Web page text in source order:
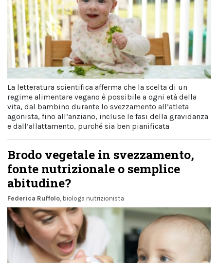
La letteratura scientifica afferma che la scelta di un
regime alimentare vegano è possibile a ogni età della
vita, dal bambino durante lo svezzamento all’atleta
agonista, fino all’anziano, incluse le fasi della gravidanza
e dall’allattamento, purché sia ben pianificata
Brodo vegetale in svezzamento,
fonte nutrizionale o semplice
abitudine?
Federica Ruffolo , biologa nutrizionista